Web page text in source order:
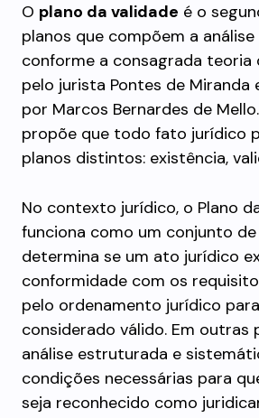
O plano da validade é o
planos que compõem a
conforme a consagrada teoria
pelo jurista Pontes de Miranda
por Marcos Bernardes de
propõe que todo fato jurídico
planos distintos: existência,
No contexto jurídico, o Plano
funciona como um conjunto
determina se um ato jurídico
conformidade com os
pelo ordenamento jurídico
considerado válido. Em outras
análise estruturada e
condições necessárias para
seja reconhecido como